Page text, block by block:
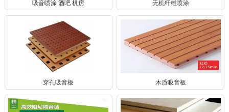
吸音喷涂 酒吧 机房 无机纤维喷涂
穿孔吸音板 木质吸音板